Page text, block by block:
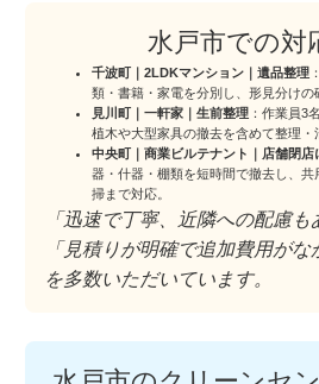
水戸市での対
千波町｜2LDKマンション｜遺品整理
類・書籍・家電を分別し、形見分けの
見川町｜一軒家｜生前整理 ：作業員3
植木や大型家具の撤去を含めて整理・
中央町｜商業ビルテナント｜店舗閉店
器・什器・棚類を短時間で撤去し、
掃まで対応。
「迅速で丁寧、近隣への配慮も
「見積りが明確で追加費用が
を多数いただいています。